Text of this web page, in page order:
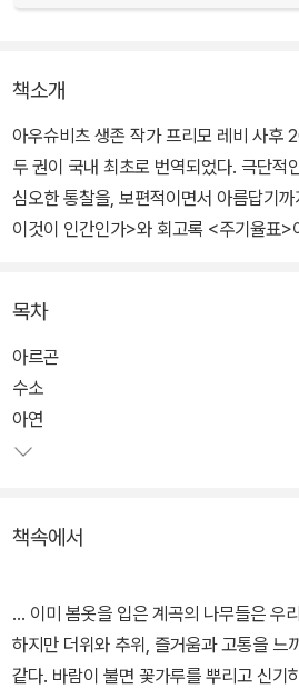
책소개
아우슈비츠 생존 작가 프리모 레비 사후
두 권이 국내 최초로 번역되었다. 극단적
심오한 통찰을, 보편적이면서 아름답기
이것이 인간인가>와 회고록 <주기율표>
의 책이다. 지은이가 화학자로서 가졌던
엿보이는 작품으로, 프리모 레비의 저작
정받았다.
스물한 장으로 구성된 이 책은 주기율표
역사적.철학적.윤리적 성찰이고, 어떤 이
목차
아르곤
수소
아연
책속에서
... 이미 봄옷을 입은 계곡의 나무들은 우
하지만 더위와 추위, 즐거움과 고통을 느
같다. 바람이 불면 꽃가루를 뿌리고 신기